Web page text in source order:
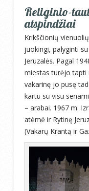
Religinio-
atspindžiai
Krikščionių
juokingi, palyginti
Jeruzalės. Pagal
miestas turėjo tapti
vakarinę jo pusę
kartu su visu
– arabai. 1967 m.
atėmė ir Rytinę
(Vakarų Krantą ir